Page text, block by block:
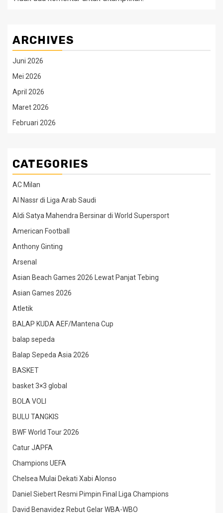
ARCHIVES
Juni 2026
Mei 2026
April 2026
Maret 2026
Februari 2026
CATEGORIES
AC Milan
Al Nassr di Liga Arab Saudi
Aldi Satya Mahendra Bersinar di World Supersport
American Football
Anthony Ginting
Arsenal
Asian Beach Games 2026 Lewat Panjat Tebing
Asian Games 2026
Atletik
BALAP KUDA AEF/Mantena Cup
balap sepeda
Balap Sepeda Asia 2026
BASKET
basket 3×3 global
BOLA VOLI
BULU TANGKIS
BWF World Tour 2026
Catur JAPFA
Champions UEFA
Chelsea Mulai Dekati Xabi Alonso
Daniel Siebert Resmi Pimpin Final Liga Champions
David Benavidez Rebut Gelar WBA-WBO